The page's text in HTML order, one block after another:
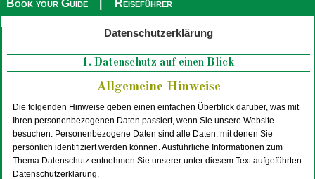
Book your Guide
Reiseführer
Datenschutzerklärung
1. Datenschutz auf einen Blick
Allgemeine Hinweise
Die folgenden Hinweise geben einen einfachen Überblick darüber, was mit
Ihren personenbezogenen Daten passiert, wenn Sie unsere Website
besuchen. Personenbezogene Daten sind alle Daten, mit denen Sie
persönlich identifiziert werden können. Ausführliche Informationen zum
Thema Datenschutz entnehmen Sie unserer unter diesem Text aufgeführten
Datenschutzerklärung.